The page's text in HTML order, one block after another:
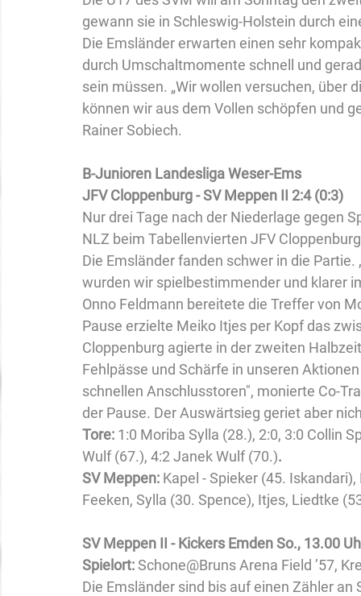
gewann sie in Schleswig-Holstein durch
Die Emsländer erwarten einen sehr
durch Umschaltmomente schnell und
sein müssen. „Wir wollen versuchen, über
können wir aus dem Vollen schöpfen und
Rainer Sobiech.
B-Junioren Landesliga Weser-Ems
JFV Cloppenburg - SV Meppen II 2:4 (0:3)
Nur drei Tage nach der Niederlage gegen
NLZ beim Tabellenvierten JFV
Die Emsländer fanden schwer in die
wurden wir spielbestimmender und klarer
Onno Feldmann bereitete die Treffer von
Pause erzielte Meiko Itjes per Kopf das
Cloppenburg agierte in der zweiten
Fehlpässe und Schärfe in unseren
schnellen Anschlusstoren", monierte Co-
der Pause. Der Auswärtsieg geriet aber
Tore: 1:0 Moriba Sylla (28.), 2:0, 3:0 Collin
Wulf (67.), 4:2 Janek Wulf (70.).
SV Meppen: Kapel - Spieker (45.
Feeken, Sylla (30. Spence), Itjes, Liedtke
SV Meppen II - Kickers Emden So., 13.00
Spielort: Schone@Bruns Arena Field ’57,
Die Emsländer sind bis auf einen Zähler